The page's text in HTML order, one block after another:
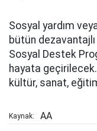
Sosyal yardım
bütün
Sosyal Destek
hayata
kültür, sanat,
Kaynak: AA